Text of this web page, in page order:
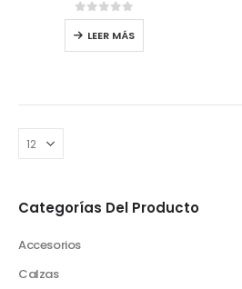
0out of 5
LEER MÁS
Categorías Del Producto
Accesorios
Calzas